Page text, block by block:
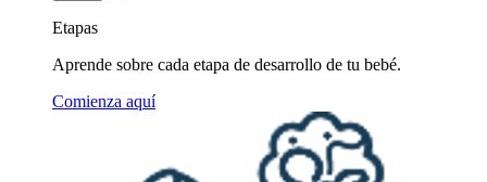
Etapas
Aprende sobre cada etapa de desarrollo de tu bebé.
Comienza aquí